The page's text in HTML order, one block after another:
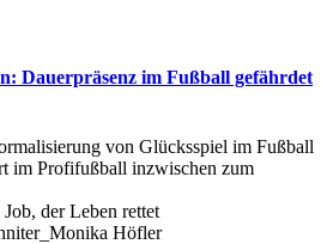
Dauerpräsenz im Fußball gefährdet
von Glücksspiel im Fußball
im Profifußball inzwischen zum
Höfler